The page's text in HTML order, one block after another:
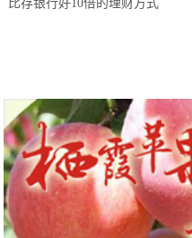
比存银行好10倍的理财方式